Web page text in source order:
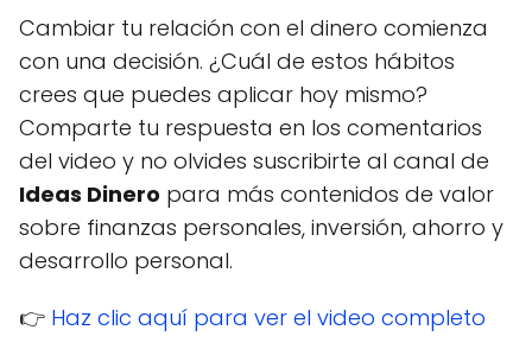
Cambiar tu relación con el dinero comienza
con una decisión. ¿Cuál de estos hábitos
crees que puedes aplicar hoy mismo?
Comparte tu respuesta en los comentarios
del video y no olvides suscribirte al canal de
Ideas Dinero para más contenidos de valor
sobre finanzas personales, inversión, ahorro y
desarrollo personal.
👉 Haz clic aquí para ver el video completo